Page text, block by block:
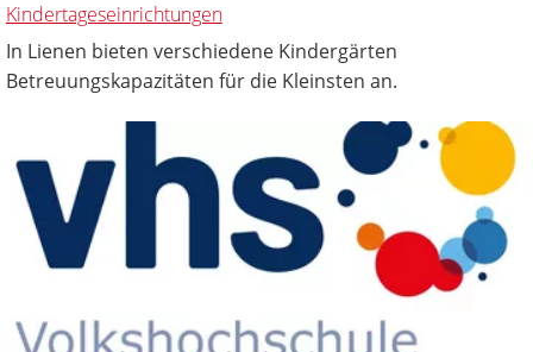
Kindertageseinrichtungen
In Lienen bieten verschiedene Kindergärten
Betreuungskapazitäten für die Kleinsten an.